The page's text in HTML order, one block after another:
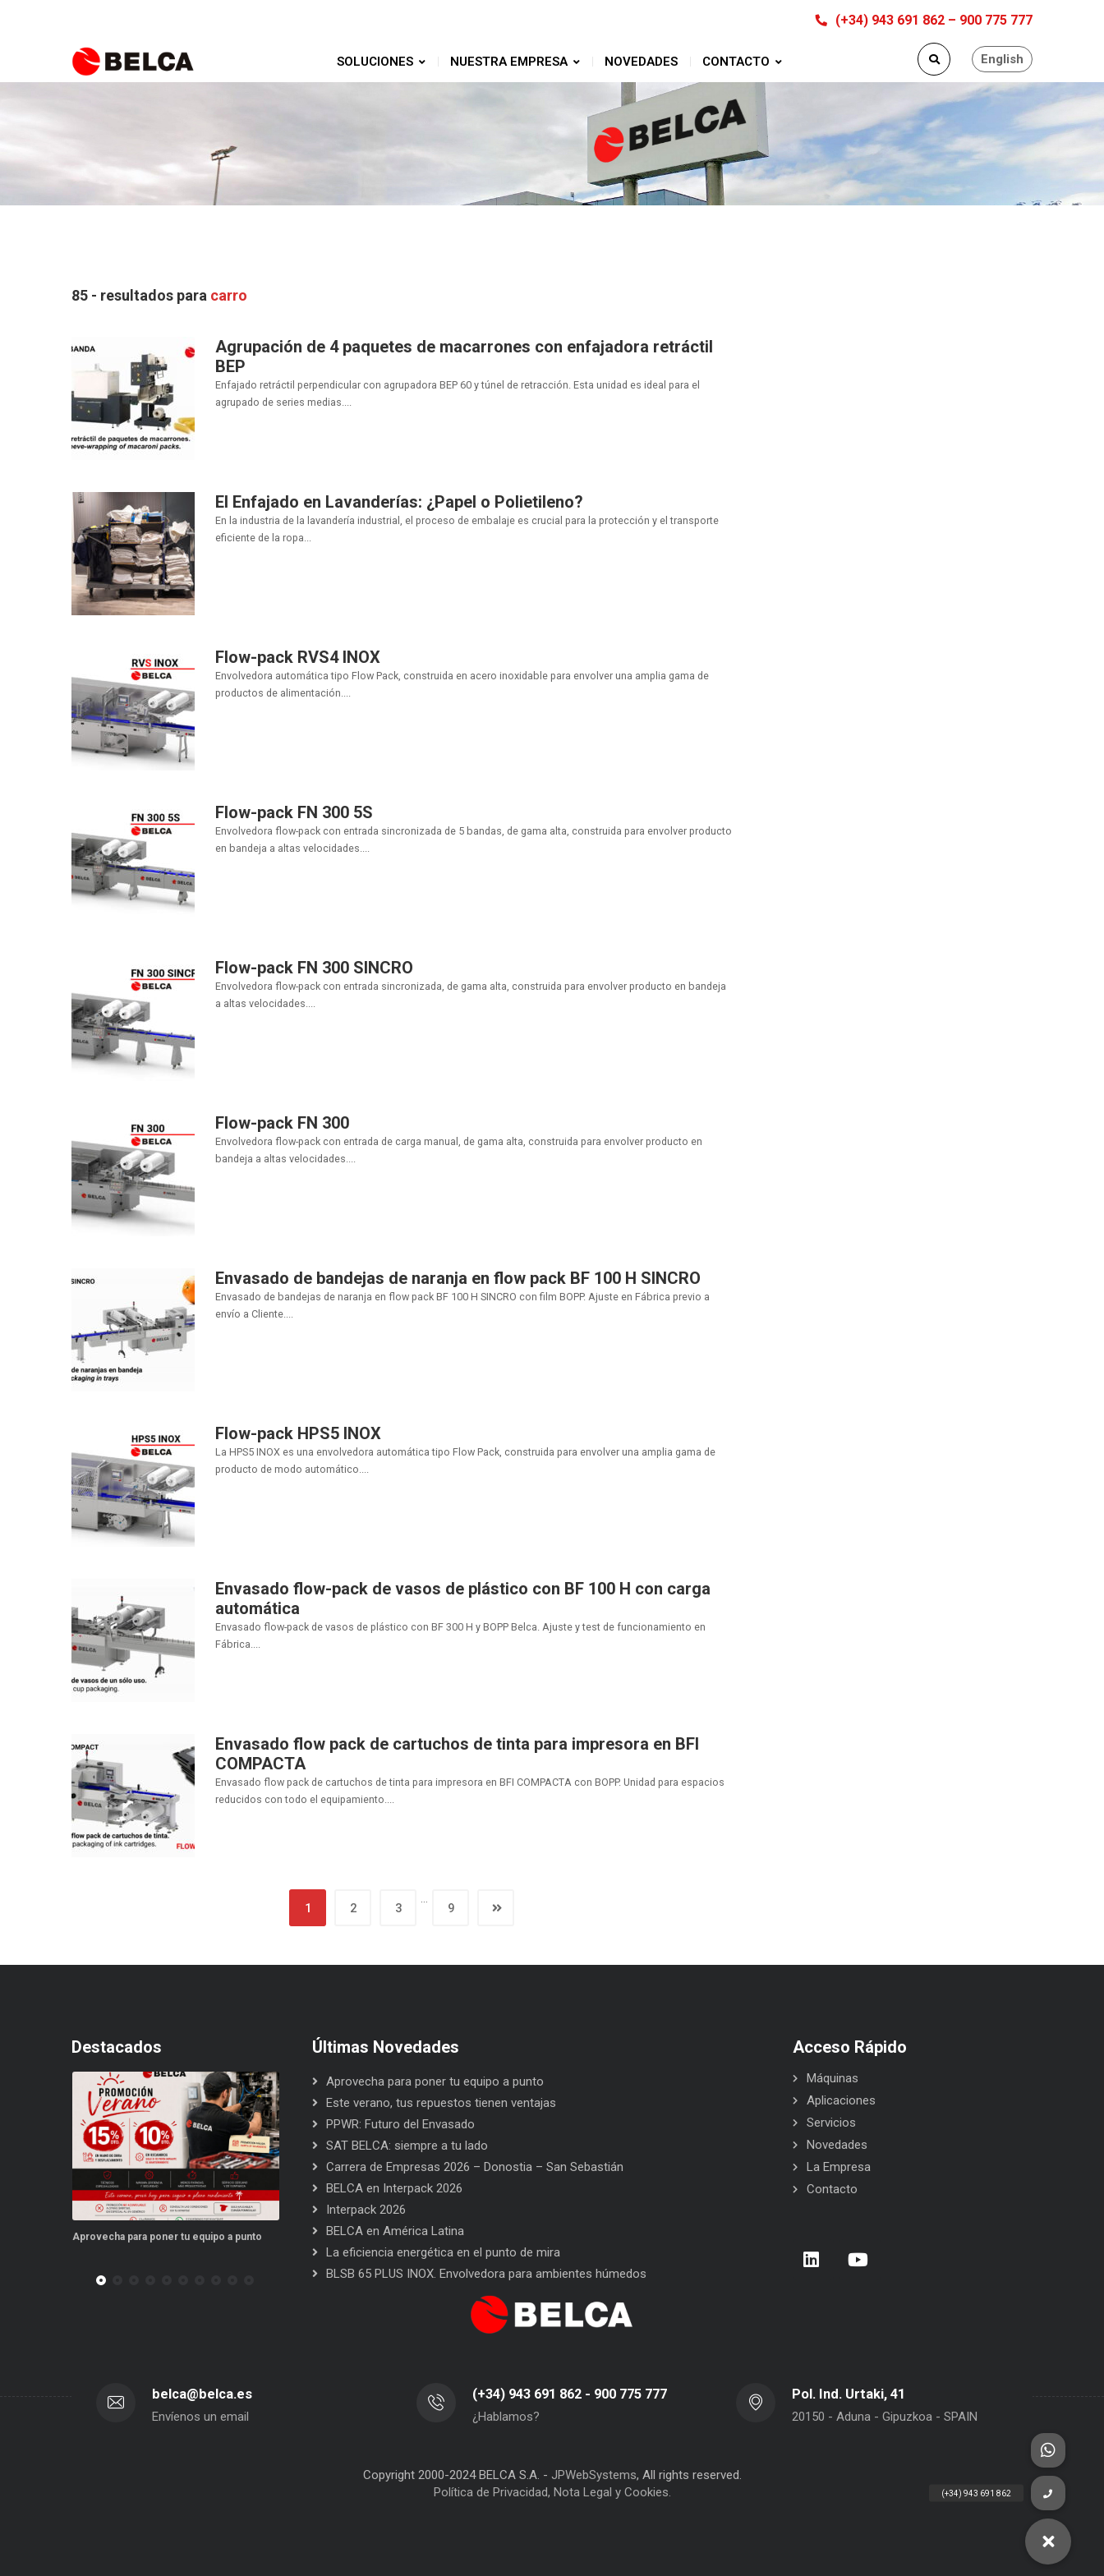
(+34) 943 691 862 – 900 775 777
English
SOLUCIONES NUESTRA EMPRESA NOVEDADES CONTACTO
85 - resultados para carro
Agrupación de 4 paquetes de macarrones con enfajadora retráctil
BEP
Enfajado retráctil perpendicular con agrupadora BEP 60 y túnel de retracción. Esta unidad es ideal para el
agrupado de series medias....
El Enfajado en Lavanderías: ¿Papel o Polietileno?
En la industria de la lavandería industrial, el proceso de embalaje es crucial para la protección y el transporte
eficiente de la ropa...
Flow-pack RVS4 INOX
Envolvedora automática tipo Flow Pack, construida en acero inoxidable para envolver una amplia gama de
productos de alimentación....
Flow-pack FN 300 5S
Envolvedora flow-pack con entrada sincronizada de 5 bandas, de gama alta, construida para envolver producto
en bandeja a altas velocidades....
Flow-pack FN 300 SINCRO
Envolvedora flow-pack con entrada sincronizada, de gama alta, construida para envolver producto en bandeja
a altas velocidades....
Flow-pack FN 300
Envolvedora flow-pack con entrada de carga manual, de gama alta, construida para envolver producto en
bandeja a altas velocidades....
Envasado de bandejas de naranja en flow pack BF 100 H SINCRO
Envasado de bandejas de naranja en flow pack BF 100 H SINCRO con film BOPP. Ajuste en Fábrica previo a
envío a Cliente....
Flow-pack HPS5 INOX
La HPS5 INOX es una envolvedora automática tipo Flow Pack, construida para envolver una amplia gama de
producto de modo automático....
Envasado flow-pack de vasos de plástico con BF 100 H con carga
automática
Envasado flow-pack de vasos de plástico con BF 300 H y BOPP Belca. Ajuste y test de funcionamiento en
Fábrica....
Envasado flow pack de cartuchos de tinta para impresora en BFI
COMPACTA
Envasado flow pack de cartuchos de tinta para impresora en BFI COMPACTA con BOPP. Unidad para espacios
reducidos con todo el equipamiento....
1 2 3 9
Destacados
Este verano, tus repuestos tienen ventajas PPWR: Futuro del Envasado
Últimas Novedades
Aprovecha para poner tu equipo a punto
Este verano, tus repuestos tienen ventajas
PPWR: Futuro del Envasado
SAT BELCA: siempre a tu lado
Carrera de Empresas 2026 – Donostia – San Sebastián
BELCA en Interpack 2026
Interpack 2026
BELCA en América Latina
La eficiencia energética en el punto de mira
BLSB 65 PLUS INOX. Envolvedora para ambientes húmedos
Acceso Rápido
Máquinas
Aplicaciones
Servicios
Novedades
La Empresa
Contacto
belca@belca.es
Envíenos un email
(+34) 943 691 862 - 900 775 777
¿Hablamos?
Pol. Ind. Urtaki, 41
20150 - Aduna - Gipuzkoa - SPAIN
Copyright 2000-2024 BELCA S.A. - JPWebSystems, All rights reserved.
Política de Privacidad, Nota Legal y Cookies.